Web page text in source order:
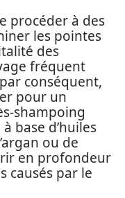
procéder à des
les pointes
des
fréquent
conséquent,
pour un
shampoing
base d’huiles
ou de
en profondeur
causés par le